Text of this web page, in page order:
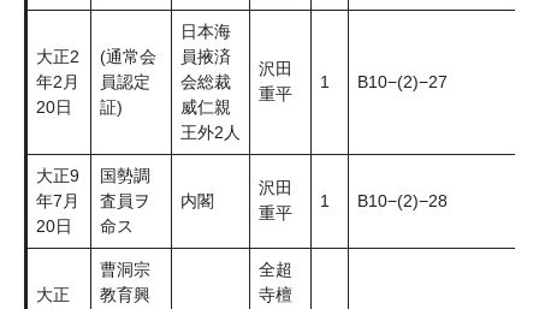
大正2
年2月
20日
(通常会
員認定
証)
日本海
員掖済
会総裁
威仁親
王外2人
沢田
重平
1 B10−(2)−27
大正9
年7月
20日
国勢調
査員ヲ
命ス
内閣
沢田
重平
1 B10−(2)−28
大正
曹洞宗
教育興
全超
寺檀